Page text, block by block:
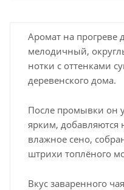
Аромат на прогреве
мелодичный,
нотки с оттенками
деревенского дома.
После промывки он
ярким,
влажное сено,
штрихи топлёного
Вкус заваренного